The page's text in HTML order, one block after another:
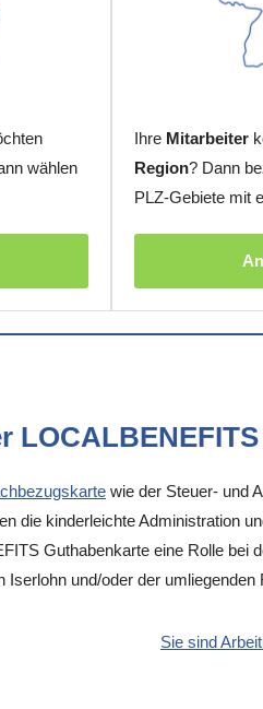
wählen
Ihre Mitarbeiter
Region? Dann
PLZ-Gebiete mit
wie der Steuer- und
die kinderleichte Administration
Guthabenkarte eine Rolle
und/oder der
Sie sind